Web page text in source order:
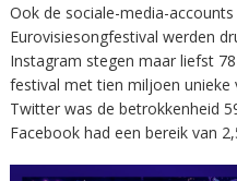
Ook de sociale-media-
Eurovisiesongfestival werden
Instagram stegen maar liefst
festival met tien miljoen unieke
Twitter was de betrokkenheid
Facebook had een bereik van